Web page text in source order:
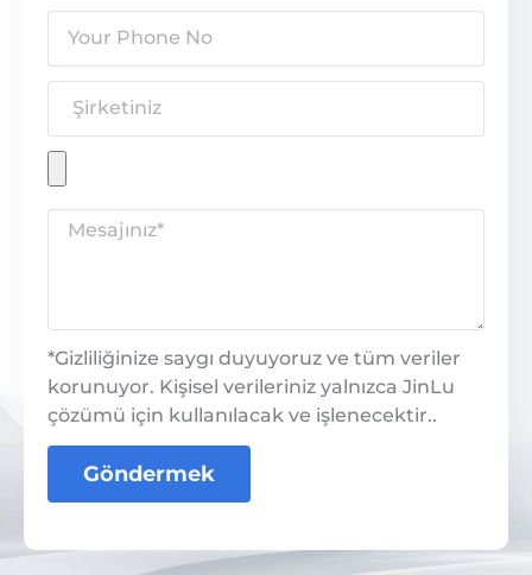
*Gizliliğinize saygı duyuyoruz ve tüm veriler
korunuyor. Kişisel verileriniz yalnızca JinLu
çözümü için kullanılacak ve işlenecektir..
Göndermek